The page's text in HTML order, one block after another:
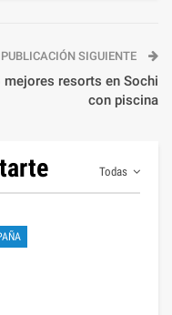
PUBLICACIÓN SIGUIENTE
mejores resorts en Sochi
con piscina
Todas